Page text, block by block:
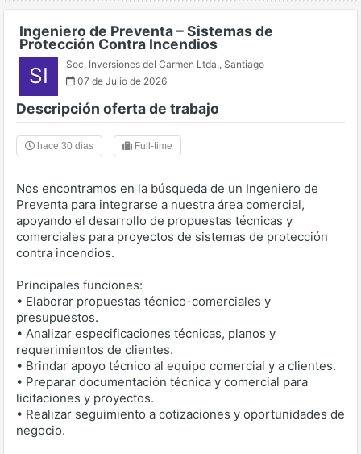
Ingeniero de Preventa – Sistemas de
Protección Contra Incendios
SI Soc. Inversiones del Carmen Ltda., Santiago
07 de Julio de 2026
Descripción oferta de trabajo
hace 30 dias Full-time
Nos encontramos en la búsqueda de un Ingeniero de
Preventa para integrarse a nuestra área comercial,
apoyando el desarrollo de propuestas técnicas y
comerciales para proyectos de sistemas de protección
contra incendios.
Principales funciones:
• Elaborar propuestas técnico-comerciales y
presupuestos.
• Analizar especificaciones técnicas, planos y
requerimientos de clientes.
• Brindar apoyo técnico al equipo comercial y a clientes.
• Preparar documentación técnica y comercial para
licitaciones y proyectos.
• Realizar seguimiento a cotizaciones y oportunidades de
negocio.